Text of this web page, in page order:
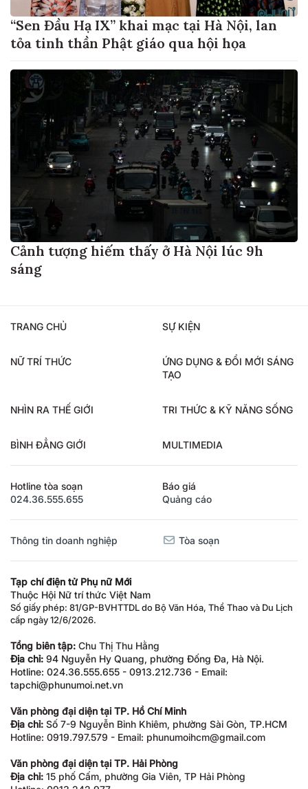
“Sen Đầu Hạ IX” khai mạc tại Hà Nội, lan
tỏa tinh thần Phật giáo qua hội họa
Cảnh tượng hiếm thấy ở Hà Nội lúc 9h
sáng
TRANG CHỦ SỰ KIỆN
NỮ TRÍ THỨC
ỨNG DỤNG & ĐỔI MỚI SÁNG
TẠO
NHÌN RA THẾ GIỚI TRI THỨC & KỸ NĂNG SỐNG
BÌNH ĐẲNG GIỚI MULTIMEDIA
Hotline tòa soạn
024.36.555.655
Báo giá
Quảng cáo
Thông tin doanh nghiệp Tòa soạn
Tạp chí điện tử Phụ nữ Mới
Thuộc Hội Nữ trí thức Việt Nam
Số giấy phép: 81/GP-BVHTTDL do Bộ Văn Hóa, Thể Thao và Du Lịch
cấp ngày 12/6/2026.
Tổng biên tập: Chu Thị Thu Hằng
Địa chỉ: 94 Nguyễn Hy Quang, phường Đống Đa, Hà Nội.
Hotline: 024.36.555.655 - 0913.212.736 - Email:
tapchi@phunumoi.net.vn
Văn phòng đại diện tại TP. Hồ Chí Minh
Địa chỉ: Số 7-9 Nguyễn Bỉnh Khiêm, phường Sài Gòn, TP.HCM
Hotline: 0919.797.579 - Email: phunumoihcm@gmail.com
Văn phòng đại diện tại TP. Hải Phòng
Địa chỉ: 15 phố Cấm, phường Gia Viên, TP Hải Phòng